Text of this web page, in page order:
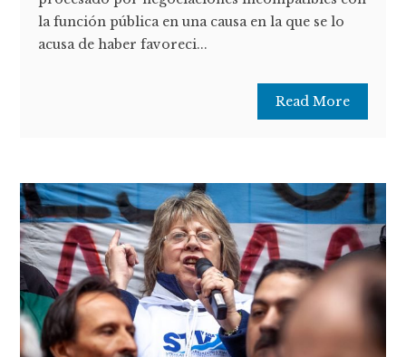
la función pública en una causa en la que se lo
acusa de haber favoreci...
Read More